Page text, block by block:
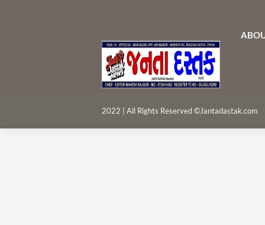
2022 | All Rights Reserved ©Jantadastak.com